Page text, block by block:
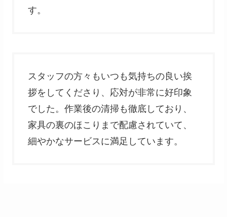
す。
スタッフの方々もいつも気持ちの良い挨
拶をしてくださり、応対が非常に好印象
でした。作業後の清掃も徹底しており、
家具の裏のほこりまで配慮されていて、
細やかなサービスに満足しています。